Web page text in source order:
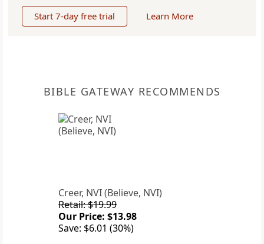
Start 7-day free trial Learn More
BIBLE GATEWAY RECOMMENDS
Creer, NVI (Believe, NVI)
Retail: $19.99
Our Price: $13.98
Save: $6.01 (30%)